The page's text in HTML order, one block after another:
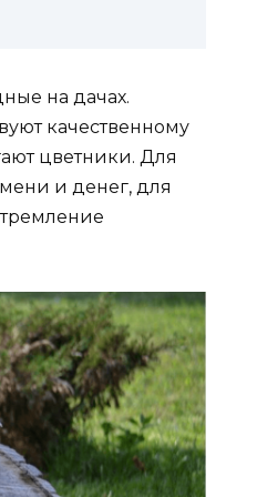
на дачах.
качественному
цветники. Для
и денег, для